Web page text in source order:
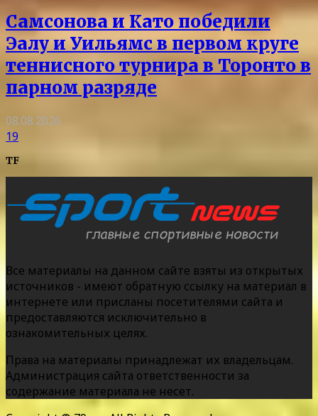
Самсонова и Като победили
Эалу и Уильямс в первом круге
теннисного турнира в Торонто в
парном разряде
08.08.2026
19
TF
Все материалы на данном сайте взяты из открытых
источников - имеют обратную ссылку на материал в
интернете или присланы посетителями сайта и
предоставляются исключительно в
ознакомительных целях.
Права на материалы принадлежат их владельцам.
Администрация сайта ответственности за
содержание материала не несет.